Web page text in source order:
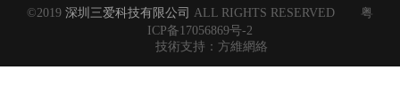
©2019 深圳三爱科技有限公司 ALL RIGHTS RESERVED
粤
ICP备17056869号-2
技術支持： 方維網絡